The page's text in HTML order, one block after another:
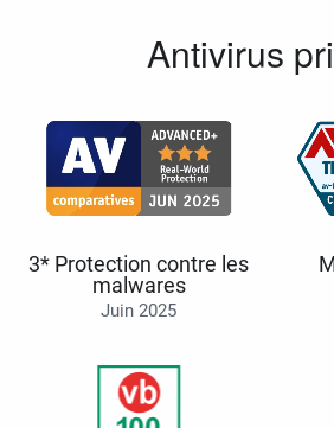
Antivirus
3* Protection contre les
malwares
Juin 2025